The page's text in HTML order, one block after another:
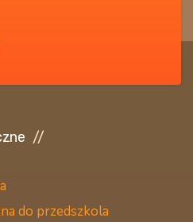
do przedszkola